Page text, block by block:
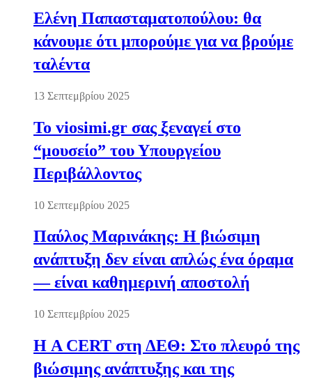
Ελένη Παπασταματοπούλου: θα
κάνουμε ότι μπορούμε για να βρούμε
ταλέντα
13 Σεπτεμβρίου 2025
Το viosimi.gr σας ξεναγεί στο
“μουσείο” του Υπουργείου
Περιβάλλοντος
10 Σεπτεμβρίου 2025
Παύλος Μαρινάκης: Η βιώσιμη
ανάπτυξη δεν είναι απλώς ένα όραμα
— είναι καθημερινή αποστολή
10 Σεπτεμβρίου 2025
Η A CERT στη ΔΕΘ: Στο πλευρό της
βιώσιμης ανάπτυξης και της